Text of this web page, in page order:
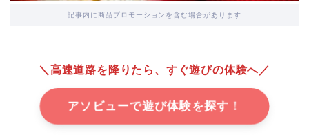
記事内に商品プロモーションを含む場合があります
＼高速道路を降りたら、すぐ遊びの体験へ／
アソビューで遊び体験を探す！